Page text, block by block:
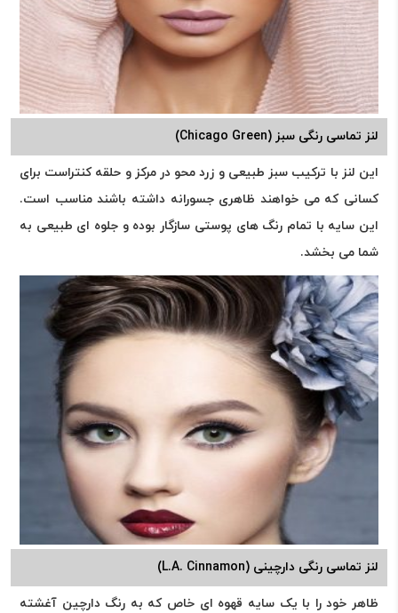
لنز تماسی رنگی سبز (Chicago Green)
این لنز با ترکیب سبز طبیعی و زرد محو در مرکز و حلقه کنتراست برای
کسانی که می خواهند ظاهری جسورانه داشته باشند مناسب است.
این سایه با تمام رنگ های پوستی سازگار بوده و جلوه ای طبیعی به
شما می بخشد.
لنز تماسی رنگی دارچینی (L.A. Cinnamon)
ظاهر خود را با یک سایه قهوه ای خاص که به رنگ دارچین آغشته